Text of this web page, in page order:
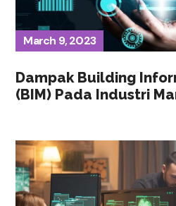
March 9, 2023
Dampak Building
(BIM) Pada Industri